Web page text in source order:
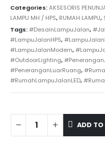
Categories:AKSESORIS
LAMPU MH / HPS, RUMAH LAMPU,
Tags:#DesainLampuJalan,
#LampuJalanHPS,
#LampuJalanModern,
#OutdoorLighting,
#PeneranganLuarRuang,
#RumahLampuJalanLED,
ADD TO